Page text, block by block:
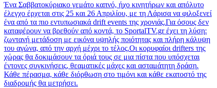
Ένα Σαββατοκύριακο γεμάτο καπνό, ήχο κινητήρων και απόλυτο
έλεγχο έρχεται στις 25 και 26 Απριλίου, με τη Λάρισα να φιλοξενεί
ένα από τα πιο εντυπωσιακά drift events της χρονιάς.Για όσους δεν
καταφέρουν να βρεθούν από κοντά, το SportalTV.gr έχει τη λύση:
ζωντανή μετάδοση με εικόνα υψηλής ποιότητας και πλήρη κάλυψη
του αγώνα, από την αρχή μέχρι το τέλος.Οι κορυφαίοι drifters της
χώρας θα δοκιμάσουν τα όριά τους σε μια πίστα που υπόσχεται
έντονες συγκινήσεις, θεαματικές μάχες και ασταμάτητη δράση.
Κάθε πέρασμα, κάθε διόρθωση στο τιμόνι και κάθε εκατοστό της
διαδρομής θα μετρήσει.